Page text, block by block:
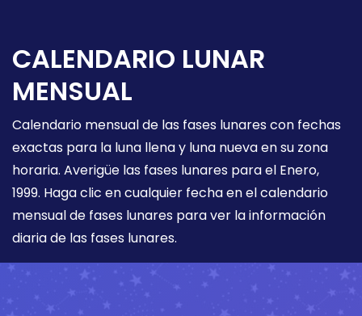
CALENDARIO LUNAR
MENSUAL
Calendario mensual de las fases lunares con fechas
exactas para la luna llena y luna nueva en su zona
horaria. Averigüe las fases lunares para el Enero,
1999. Haga clic en cualquier fecha en el calendario
mensual de fases lunares para ver la información
diaria de las fases lunares.